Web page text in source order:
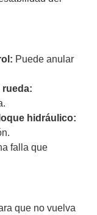
Puede anular
rueda:
hidráulico:
falla que
que no vuelva